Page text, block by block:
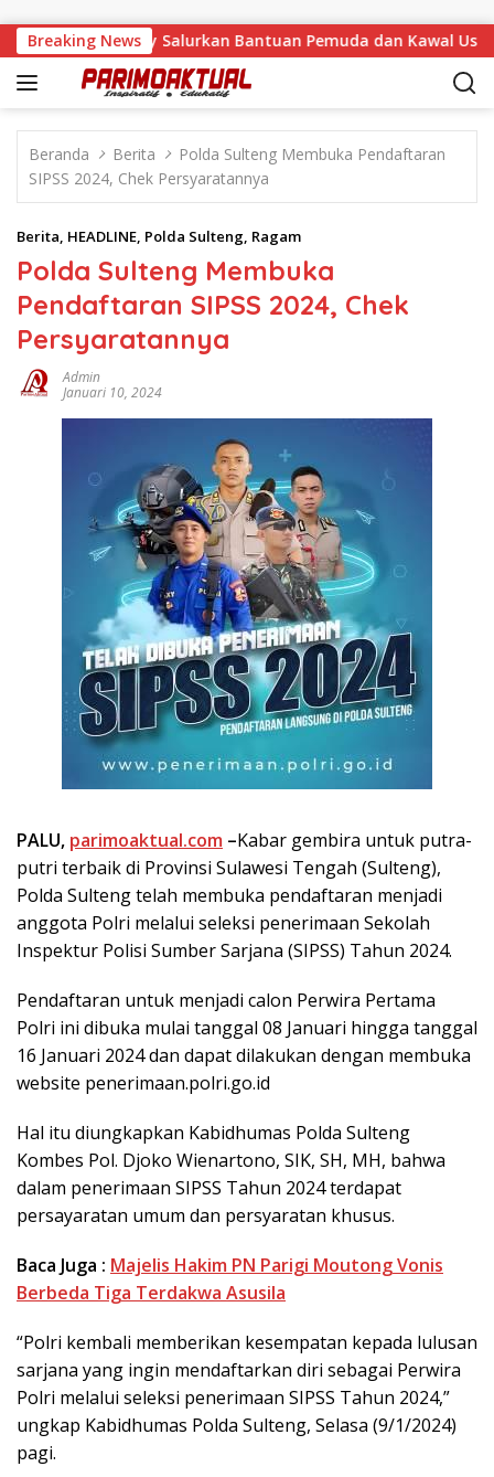
Breaking News
Feinny Salurkan Bantuan Pemuda dan Kawal Usulan
Beranda Berita
Polda Sulteng Membuka Pendaftaran
SIPSS 2024, Chek Persyaratannya
Berita, HEADLINE, Polda Sulteng, Ragam
Polda Sulteng Membuka
Pendaftaran SIPSS 2024, Chek
Persyaratannya
Admin
Januari 10, 2024
PALU, parimoaktual.com –Kabar gembira untuk putra-
putri terbaik di Provinsi Sulawesi Tengah (Sulteng),
Polda Sulteng telah membuka pendaftaran menjadi
anggota Polri melalui seleksi penerimaan Sekolah
Inspektur Polisi Sumber Sarjana (SIPSS) Tahun 2024.
Pendaftaran untuk menjadi calon Perwira Pertama
Polri ini dibuka mulai tanggal 08 Januari hingga tanggal
16 Januari 2024 dan dapat dilakukan dengan membuka
website penerimaan.polri.go.id
Hal itu diungkapkan Kabidhumas Polda Sulteng
Kombes Pol. Djoko Wienartono, SIK, SH, MH, bahwa
dalam penerimaan SIPSS Tahun 2024 terdapat
persayaratan umum dan persyaratan khusus.
Baca Juga : Majelis Hakim PN Parigi Moutong Vonis
Berbeda Tiga Terdakwa Asusila
“Polri kembali memberikan kesempatan kepada lulusan
sarjana yang ingin mendaftarkan diri sebagai Perwira
Polri melalui seleksi penerimaan SIPSS Tahun 2024,”
ungkap Kabidhumas Polda Sulteng, Selasa (9/1/2024)
pagi.